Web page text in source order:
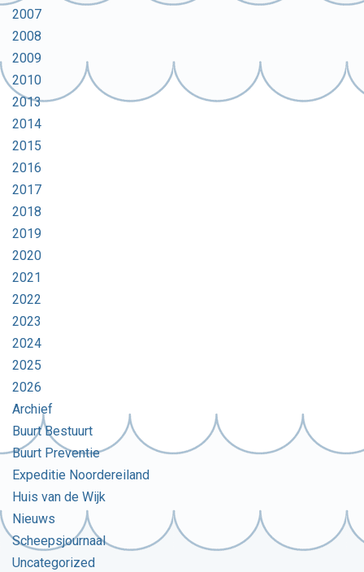
2007
2008
2009
2010
2013
2014
2015
2016
2017
2018
2019
2020
2021
2022
2023
2024
2025
2026
Archief
Buurt Bestuurt
Buurt Preventie
Expeditie Noordereiland
Huis van de Wijk
Nieuws
Scheepsjournaal
Uncategorized